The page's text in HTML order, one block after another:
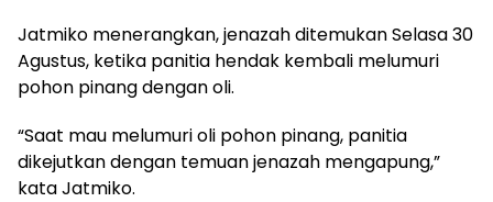
Jatmiko menerangkan, jenazah ditemukan Selasa 30
Agustus, ketika panitia hendak kembali melumuri
pohon pinang dengan oli.
“Saat mau melumuri oli pohon pinang, panitia
dikejutkan dengan temuan jenazah mengapung,”
kata Jatmiko.